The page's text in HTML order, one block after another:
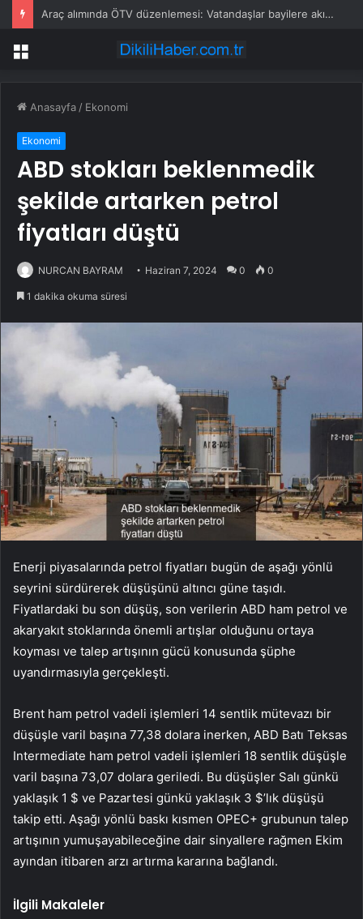
Araç alımında ÖTV düzenlemesi: Vatandaşlar bayilere akın etti
Menü
Anasayfa / Ekonomi
Ekonomi
ABD stokları beklenmedik
şekilde artarken petrol
fiyatları düştü
NURCAN BAYRAM Haziran 7, 2024 0 0
1 dakika okuma süresi
Enerji piyasalarında petrol fiyatları bugün de aşağı yönlü
seyrini sürdürerek düşüşünü altıncı güne taşıdı.
Fiyatlardaki bu son düşüş, son verilerin ABD ham petrol ve
akaryakıt stoklarında önemli artışlar olduğunu ortaya
koyması ve talep artışının gücü konusunda şüphe
uyandırmasıyla gerçekleşti.
Brent ham petrol vadeli işlemleri 14 sentlik mütevazı bir
düşüşle varil başına 77,38 dolara inerken, ABD Batı Teksas
Intermediate ham petrol vadeli işlemleri 18 sentlik düşüşle
varil başına 73,07 dolara geriledi. Bu düşüşler Salı günkü
yaklaşık 1 $ ve Pazartesi günkü yaklaşık 3 $’lık düşüşü
takip etti. Aşağı yönlü baskı kısmen OPEC+ grubunun talep
artışının yumuşayabileceğine dair sinyallere rağmen Ekim
ayından itibaren arzı artırma kararına bağlandı.
İlgili Makaleler